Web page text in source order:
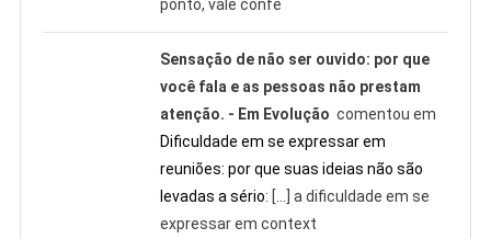
ponto, vale confe
Sensação de não ser ouvido: por que
você fala e as pessoas não prestam
atenção. - Em Evolução comentou em
Dificuldade em se expressar em
reuniões: por que suas ideias não são
levadas a sério: […] a dificuldade em se
expressar em context